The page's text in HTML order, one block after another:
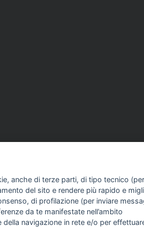
GUIDA AGLI ACQUISTI
anche di terze parti, di tipo tecnico (per
del sito e rendere più rapido e
di profilazione (per inviare
da te manifestate nell’ambito
della navigazione in rete e/o per